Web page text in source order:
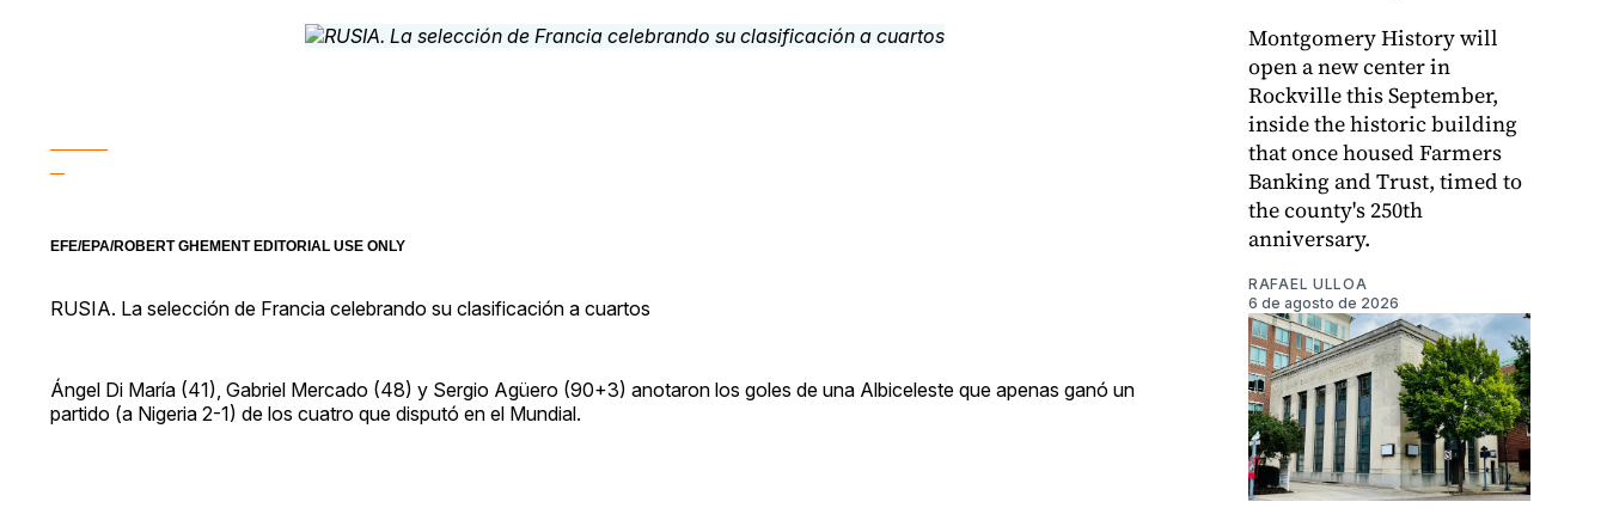
EFE/EPA/ROBERT GHEMENT EDITORIAL USE ONLY
RUSIA. La selección de Francia celebrando su clasificación a cuartos
Ángel Di María (41), Gabriel Mercado (48) y Sergio Agüero (90+3) anotaron los goles de una Albiceleste que apenas ganó un
partido (a Nigeria 2-1) de los cuatro que disputó en el Mundial.
Montgomery History will
open a new center in
Rockville this September,
inside the historic building
that once housed Farmers
Banking and Trust, timed to
the county's 250th
anniversary.
RAFAEL ULLOA
6 de agosto de 2026